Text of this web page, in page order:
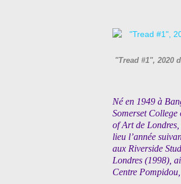
"Tread #1", 2020
Né en 1949 à
Somerset
of Art de
lieu l’année
aux Riverside
Londres (1998),
Centre